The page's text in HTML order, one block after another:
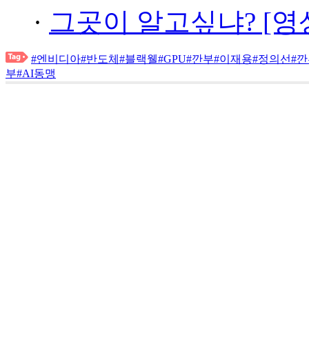
· 그곳이 알고싶냐? [
#엔비디아#반도체 #블랙웰#GPU#깐부#이재용#정의선#
부#AI동맹